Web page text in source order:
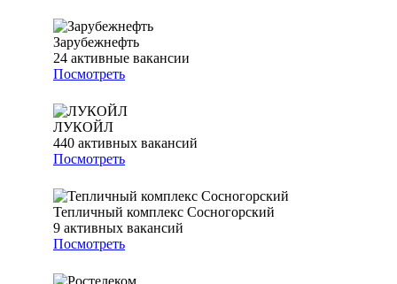
Зарубежнефть
24 активные вакансии
Посмотреть
ЛУКОЙЛ
440 активных вакансий
Посмотреть
Тепличный комплекс Сосногорский
9 активных вакансий
Посмотреть